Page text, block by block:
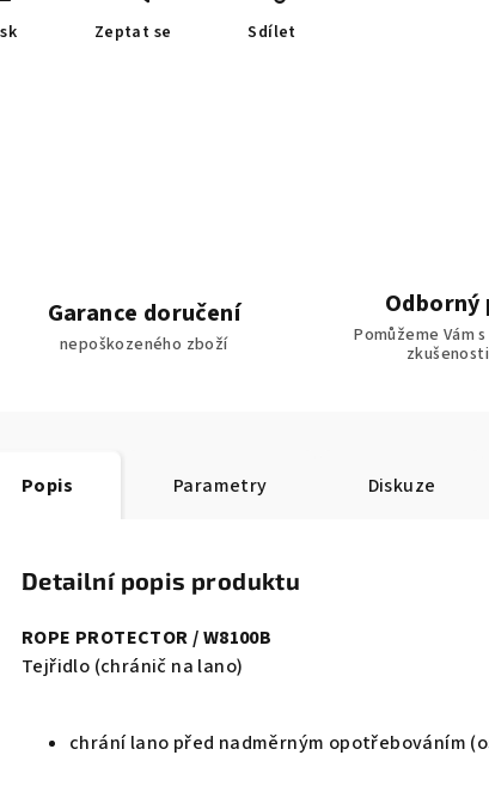
Zeptat se Sdílet
Garance doručení
nepoškozeného zboží
Odborný
Pomůžeme Vám
Popis Parametry Diskuze
Detailní popis produktu
ROPE PROTECTOR / W8100B
Tejřidlo (chránič na lano)
chrání lano před nadměrným opotřebováním